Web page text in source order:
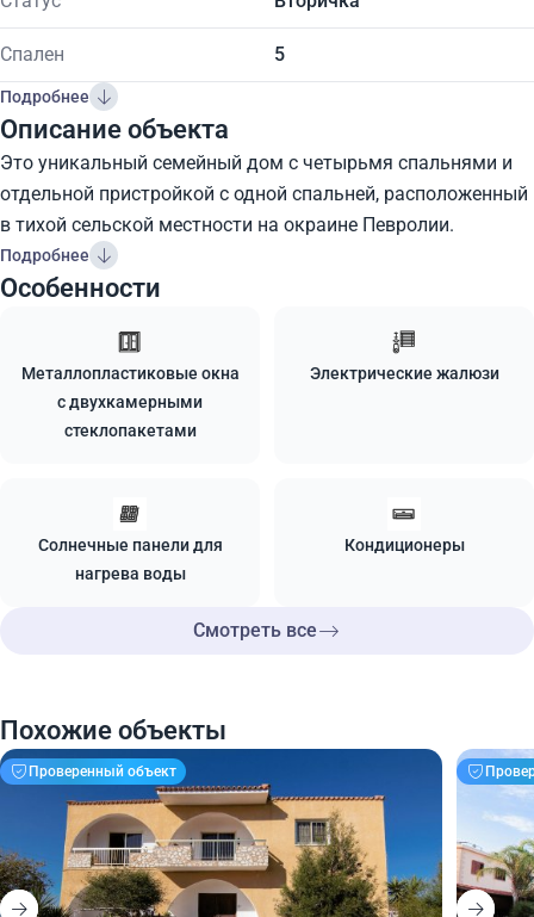
Спален 5
Подробнее
Описание объекта
Это уникальный семейный дом с четырьмя спальнями и
отдельной пристройкой с одной спальней, расположенный
в тихой сельской местности на окраине Певролии.
Подробнее
Особенности
Металлопластиковые окна
с двухкамерными
стеклопакетами
Электрические жалюзи
Солнечные панели для
нагрева воды
Кондиционеры
Смотреть все
Похожие объекты
Проверенный объект